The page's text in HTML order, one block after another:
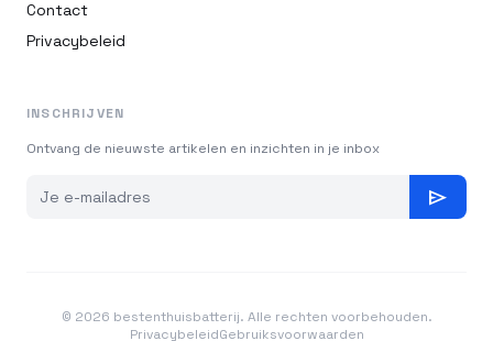
Contact
Privacybeleid
INSCHRIJVEN
Ontvang de nieuwste artikelen en inzichten in je inbox
send
© 2026 bestenthuisbatterij. Alle rechten voorbehouden.
PrivacybeleidGebruiksvoorwaarden